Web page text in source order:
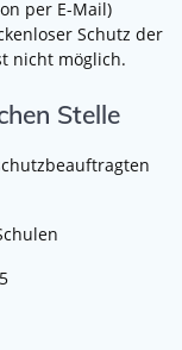
per E-Mail)
Schutz der
nicht möglich.
Stelle